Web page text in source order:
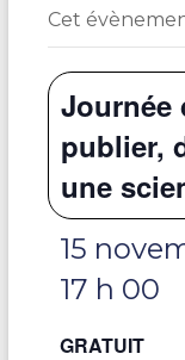
Cet
Journée
publier,
une
15
17 h 00
GRATUIT